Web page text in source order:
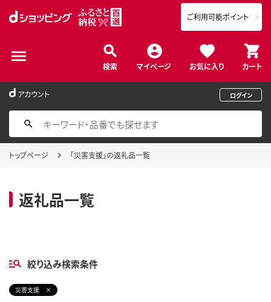
検索 マイページ お気に入り カート
ご利用可能ポイント
アカウント ログイン
トップページ 「災害支援」の返礼品一覧
返礼品一覧
絞り込み検索条件
災害支援